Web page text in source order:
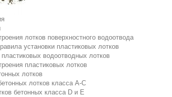
лотков поверхностного водоотвода
установки пластиковых лотков
пластиковых водоотводных лотков
пластиковых лотков
лотков
лотков класса A-C
бетонных класса D и E